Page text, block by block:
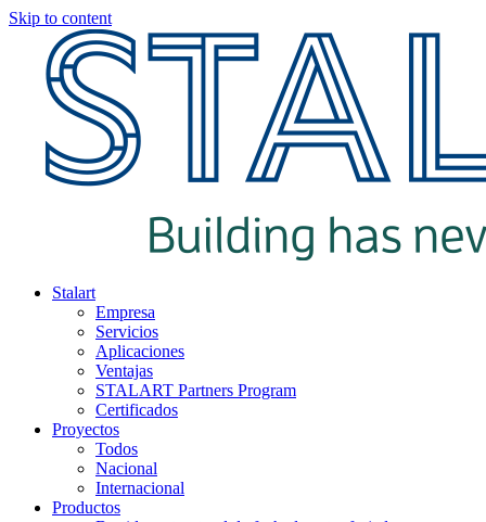
Skip to content
Stalart
Empresa
Servicios
Aplicaciones
Ventajas
STALART Partners Program
Certificados
Proyectos
Todos
Nacional
Internacional
Productos